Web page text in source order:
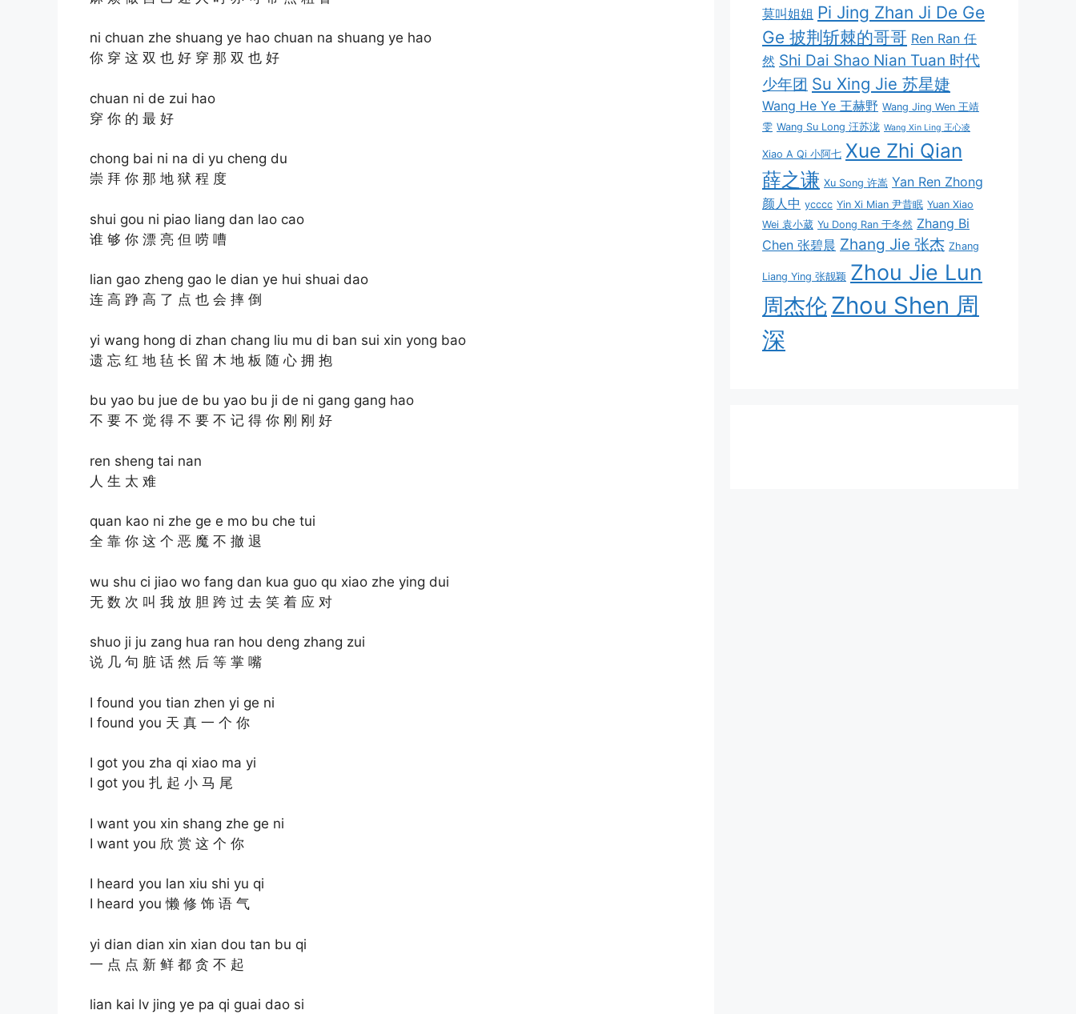
ni chuan zhe shuang ye hao chuan na shuang ye hao
你 穿 这 双 也 好 穿 那 双 也 好
chuan ni de zui hao
穿 你 的 最 好
chong bai ni na di yu cheng du
崇 拜 你 那 地 狱 程 度
shui gou ni piao liang dan lao cao
谁 够 你 漂 亮 但 唠 嘈
lian gao zheng gao le dian ye hui shuai dao
连 高 踭 高 了 点 也 会 摔 倒
yi wang hong di zhan chang liu mu di ban sui xin yong bao
遗 忘 红 地 毡 长 留 木 地 板 随 心 拥 抱
bu yao bu jue de bu yao bu ji de ni gang gang hao
不 要 不 觉 得 不 要 不 记 得 你 刚 刚 好
ren sheng tai nan
人 生 太 难
quan kao ni zhe ge e mo bu che tui
全 靠 你 这 个 恶 魔 不 撤 退
wu shu ci jiao wo fang dan kua guo qu xiao zhe ying dui
无 数 次 叫 我 放 胆 跨 过 去 笑 着 应 对
shuo ji ju zang hua ran hou deng zhang zui
说 几 句 脏 话 然 后 等 掌 嘴
I found you tian zhen yi ge ni
I found you 天 真 一 个 你
I got you zha qi xiao ma yi
I got you 扎 起 小 马 尾
I want you xin shang zhe ge ni
I want you 欣 赏 这 个 你
I heard you lan xiu shi yu qi
I heard you 懒 修 饰 语 气
yi dian dian xin xian dou tan bu qi
一 点 点 新 鲜 都 贪 不 起
lian kai lv jing ye pa qi guai dao si
莫叫姐姐 Pi Jing Zhan Ji De Ge
Ge 披荆斩棘的哥哥 Ren Ran 任
然 Shi Dai Shao Nian Tuan 时代
少年团 Su Xing Jie 苏星婕
Wang He Ye 王赫野 Wang Jing Wen 王靖
雯 Wang Su Long 汪苏泷 Wang Xin Ling 王心凌
Xiao A Qi 小阿七 Xue Zhi Qian
薛之谦 Xu Song 许嵩 Yan Ren Zhong
颜人中 ycccc Yin Xi Mian 尹昔眠 Yuan Xiao
Wei 袁小葳 Yu Dong Ran 于冬然 Zhang Bi
Chen 张碧晨 Zhang Jie 张杰 Zhang
Liang Ying 张靓颖 Zhou Jie Lun
周杰伦Zhou Shen 周
深